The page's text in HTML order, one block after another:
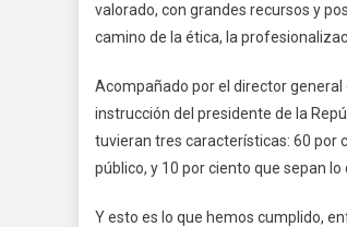
valorado, con grandes recursos y
camino de la ética, la
Acompañado por el director general
instrucción del presidente de la
tuvieran tres características: 60 por
público, y 10 por ciento que sepan
Y esto es lo que hemos cumplido,